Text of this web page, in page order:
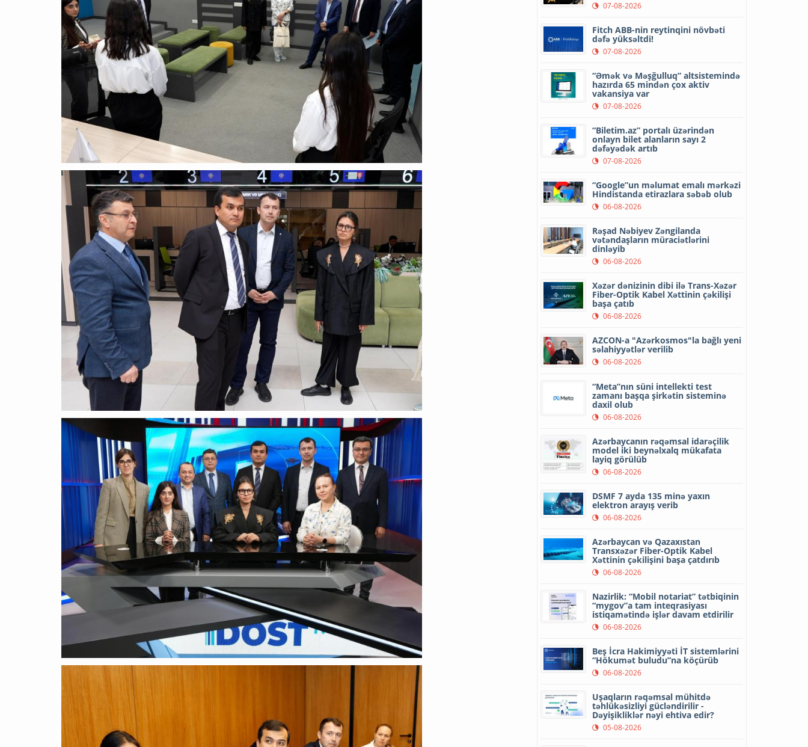
07-08-2026
Fitch ABB-nin reytinqini növbəti
dəfə yüksəltdi!
07-08-2026
“Əmək və Məşğulluq” altsistemində
hazırda 65 mindən çox aktiv
vakansiya var
07-08-2026
“Biletim.az” portalı üzərindən
onlayn bilet alanların sayı 2
dəfəyədək artıb
07-08-2026
“Google”un məlumat emalı mərkəzi
Hindistanda etirazlara səbəb olub
06-08-2026
Rəşad Nəbiyev Zəngilanda
vətəndaşların müraciətlərini
dinləyib
06-08-2026
Xəzər dənizinin dibi ilə Trans-Xəzər
Fiber-Optik Kabel Xəttinin çəkilişi
başa çatıb
06-08-2026
AZCON-a "Azərkosmos"la bağlı yeni
səlahiyyətlər verilib
06-08-2026
“Meta”nın süni intellekti test
zamanı başqa şirkətin sisteminə
daxil olub
06-08-2026
Azərbaycanın rəqəmsal idarəçilik
model iki beynəlxalq mükafata
layiq görülüb
06-08-2026
DSMF 7 ayda 135 minə yaxın
elektron arayış verib
06-08-2026
Azərbaycan və Qazaxıstan
Transxəzər Fiber-Optik Kabel
Xəttinin çəkilişini başa çatdırıb
06-08-2026
Nazirlik: “Mobil notariat” tətbiqinin
“mygov”a tam inteqrasiyası
istiqamətində işlər davam etdirilir
06-08-2026
Beş İcra Hakimiyyəti İT sistemlərini
“Hökumət buludu”na köçürüb
06-08-2026
Uşaqların rəqəmsal mühitdə
təhlükəsizliyi gücləndirilir -
Dəyişikliklər nəyi ehtiva edir?
05-08-2026